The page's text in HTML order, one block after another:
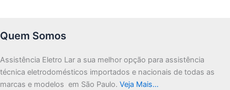
Quem Somos
Assistência Eletro Lar a sua melhor opção para assistência
técnica eletrodomésticos importados e nacionais de todas as
marcas e modelos em São Paulo. Veja Mais…